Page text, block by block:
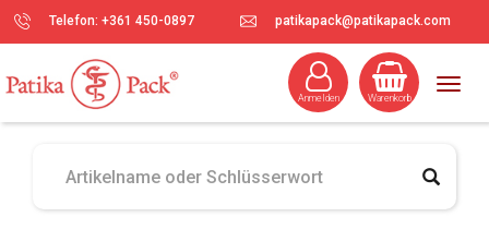
Telefon: +361 450-0897 patikapack@patikapack.com
Warenkorb
Anmelden